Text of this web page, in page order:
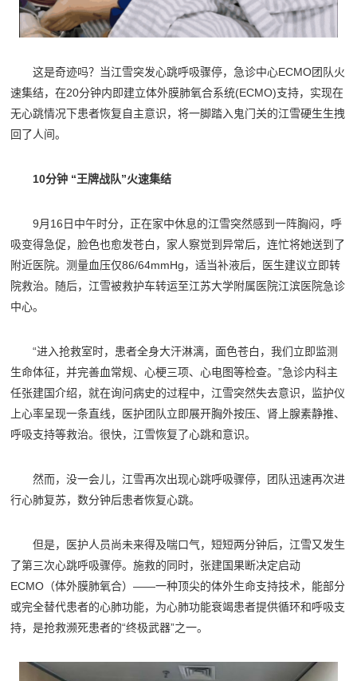
这是奇迹吗？当江雪突发心跳呼吸骤停，急诊中心ECMO团队火
速集结，在20分钟内即建立体外膜肺氧合系统(ECMO)支持，实现在
无心跳情况下患者恢复自主意识，将一脚踏入鬼门关的江雪硬生生拽
回了人间。
10分钟 “王牌战队”火速集结
9月16日中午时分，正在家中休息的江雪突然感到一阵胸闷，呼
吸变得急促，脸色也愈发苍白，家人察觉到异常后，连忙将她送到了
附近医院。测量血压仅86/64mmHg，适当补液后，医生建议立即转
院救治。随后，江雪被救护车转运至江苏大学附属医院江滨医院急诊
中心。
“进入抢救室时，患者全身大汗淋漓，面色苍白，我们立即监测
生命体征，并完善血常规、心梗三项、心电图等检查。”急诊内科主
任张建国介绍，就在询问病史的过程中，江雪突然失去意识，监护仪
上心率呈现一条直线，医护团队立即展开胸外按压、肾上腺素静推、
呼吸支持等救治。很快，江雪恢复了心跳和意识。
然而，没一会儿，江雪再次出现心跳呼吸骤停，团队迅速再次进
行心肺复苏，数分钟后患者恢复心跳。
但是，医护人员尚未来得及喘口气，短短两分钟后，江雪又发生
了第三次心跳呼吸骤停。施救的同时，张建国果断决定启动
ECMO（体外膜肺氧合）——一种顶尖的体外生命支持技术，能部分
或完全替代患者的心肺功能，为心肺功能衰竭患者提供循环和呼吸支
持，是抢救濒死患者的“终极武器”之一。